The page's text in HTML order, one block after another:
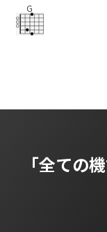
G
「全ての